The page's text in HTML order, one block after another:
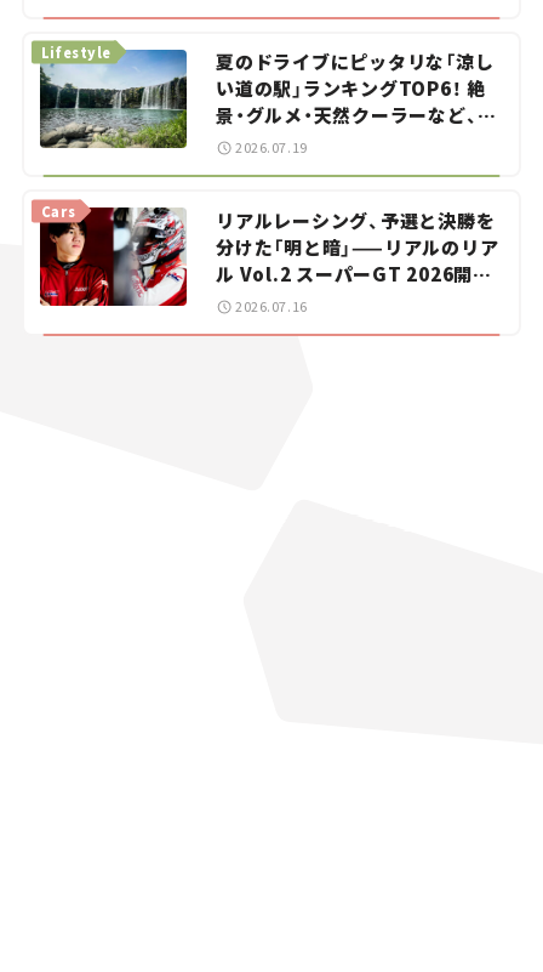
夏のドライブにピッタリな「涼し
い道の駅」ランキングTOP6！ 絶
景・グルメ・天然クーラーなど、避
暑におすすめのスポットを紹介
Lifestyle
2026.07.19
リアルレーシング、予選と決勝を
分けた「明と暗」——リアルのリア
ル Vol.2 スーパーGT 2026開幕
戦 岡山国際サーキット
Cars
2026.07.16